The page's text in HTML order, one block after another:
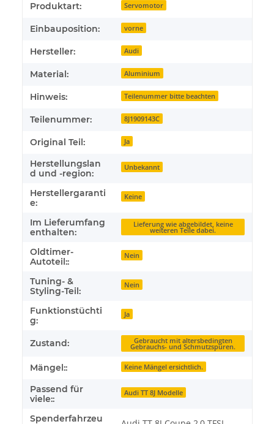
Produktart: Servomotor
Einbauposition: vorne
Hersteller: Audi
Material: Aluminium
Hinweis: Teilenummer bitte beachten
Teilenummer: 8J1909143C
Original Teil: Ja
Herstellungslan
d und -region:
Unbekannt
Herstellergaranti
e:
Keine
Im Lieferumfang
enthalten:
Lieferung wie abgebildet, keine
weiteren Teile dabei.
Oldtimer-
Autoteil::
Nein
Tuning- &
Styling-Teil:
Nein
Funktionstüchti
g:
Ja
Zustand: Gebraucht mit altersbedingten
Gebrauchs- und Schmutzspuren.
Mängel:: Keine Mängel ersichtlich.
Passend für
viele::
Audi TT 8J Modelle
Spenderfahrzeu